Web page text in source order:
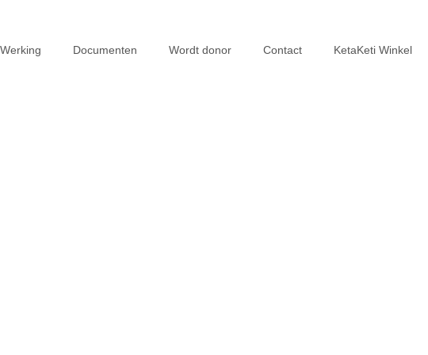
Werking Documenten Wordt donor Contact KetaKeti Winkel